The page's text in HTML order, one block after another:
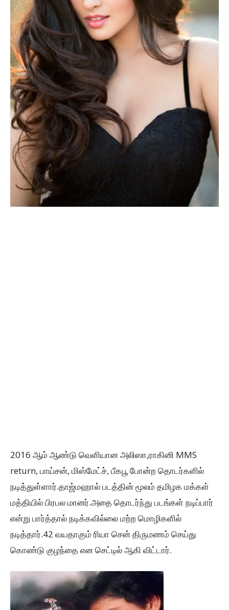
2016 ஆம் ஆண்டு வெளியான அலிஸா,ராகினி MMS
return, பாய்சன், மிஸ்மேட்ச், பீகபூ போன்ற தொடர்களில்
நடித்துள்ளார்.தாஜ்மஹால் படத்தின் மூலம் தமிழக மக்கள்
மத்தியில் பிரபல மானர்.அதை தொடர்ந்து படங்கள் நடிப்பார்
என்று பார்த்தால் நடிக்கவில்லை மற்ற மொழிகளில்
நடித்தார்.42 வயதாகும் ரியா சென் திருமணம் செய்து
கொண்டு குழந்தை என செட்டில் ஆகி விட்டார்.